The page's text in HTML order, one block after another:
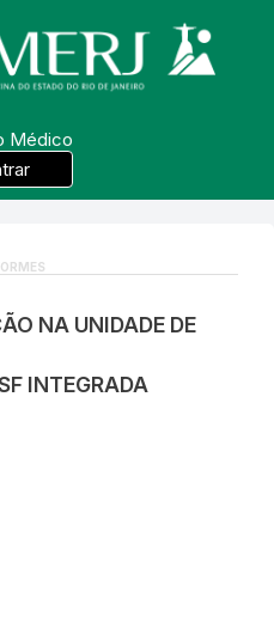
Médico
NA UNIDADE DE
INTEGRADA